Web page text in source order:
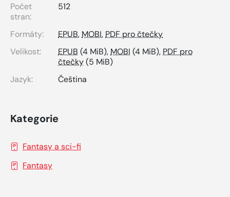
Počet
stran:
512
Formáty: EPUB, MOBI, PDF pro čtečky
Velikost:
EPUB (4 MiB), MOBI (4 MiB), PDF pro
čtečky(5 MiB)
Jazyk:
Čeština
Kategorie
Fantasy a sci-fi
Fantasy